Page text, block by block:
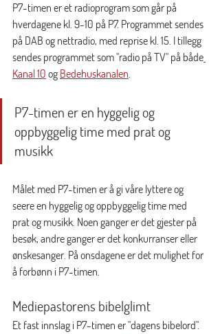
P7-timen er et radioprogram som går på
hverdagene kl. 9-10 på P7. Programmet sendes
på DAB og nettradio, med reprise kl. 15. I tillegg
sendes programmet som "radio på TV" på både
Kanal 10 og Bedehuskanalen.
P7-timen er en hyggelig og
oppbyggelig time med prat og
musikk
Målet med P7-timen er å gi våre lyttere og
seere en hyggelig og oppbyggelig time med
prat og musikk. Noen ganger er det gjester på
besøk, andre ganger er det konkurranser eller
ønskesanger. På onsdagene er det mulighet for
å forbønn i P7-timen.
Mediepastorens bibelglimt
Et fast innslag i P7-timen er "dagens bibelord".